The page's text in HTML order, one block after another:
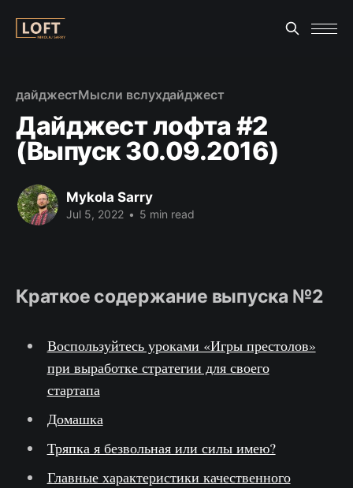
дайджестМысли вслухдайджест
Дайджест лофта #2
(Выпуск 30.09.2016)
Mykola Sarry
Jul 5, 2022 • 5 min read
Краткое содержание выпуска №2
Воспользуйтесь уроками «Игры престолов»
при выработке стратегии для своего
стартапа
Домашка
Тряпка я безвольная или силы имею?
Главные характеристики качественного